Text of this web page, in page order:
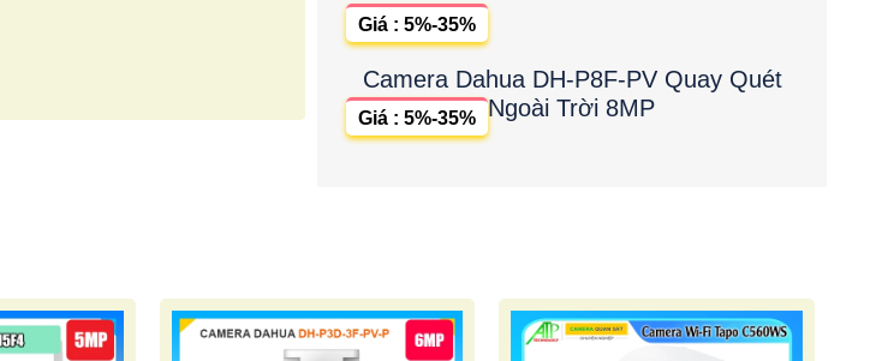
Giá : 5%-35%
Camera Dahua DH-P8F-PV Quay Quét
Ngoài Trời 8MP
Giá : 5%-35%